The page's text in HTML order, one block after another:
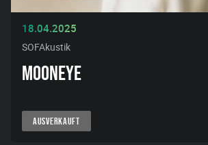
18.04.2025
SOFAkustik
MOONEYE
AUSVERKAUFT